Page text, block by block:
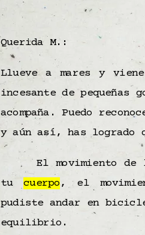
Querida M.:
Llueve a mares y
incesante de pequeñas
acompaña. Puedo
y aún así, has logrado
El movimiento
tucuerpo , el
pudiste andar en
equilibrio.